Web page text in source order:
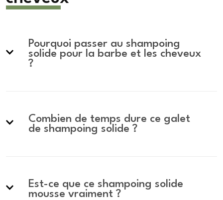
Pourquoi passer au shampoing
solide pour la barbe et les cheveux
?
Combien de temps dure ce galet
de shampoing solide ?
Est-ce que ce shampoing solide
mousse vraiment ?